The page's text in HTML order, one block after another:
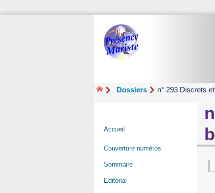
Dossiers n° 293 Discrets
Accueil
Couverture numéros
Sommaire
Editorial